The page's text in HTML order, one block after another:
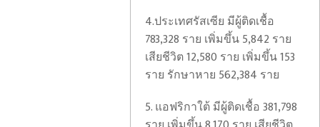
4.ประเทศรัสเซีย มีผู้ติดเชื้อ
783,328 ราย เพิ่มขึ้น 5,842 ราย
เสียชีวิต 12,580 ราย เพิ่มขึ้น 153
ราย รักษาหาย 562,384 ราย
5. แอฟริกาใต้ มีผู้ติดเชื้อ 381,798